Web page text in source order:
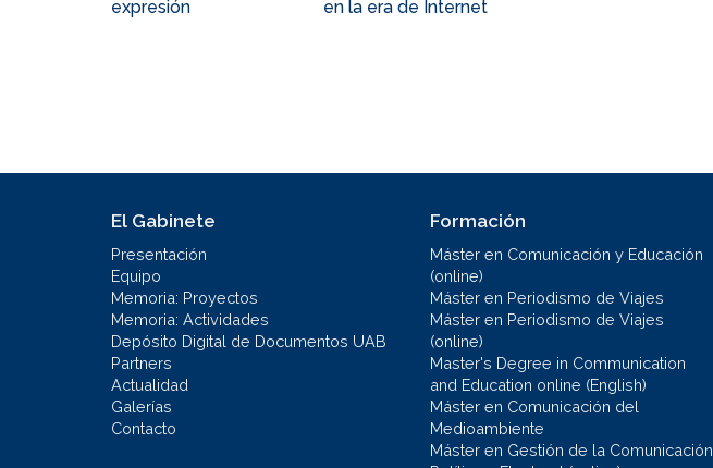
expresión
en la era de Internet
El Gabinete
Presentación
Equipo
Memoria: Proyectos
Memoria: Actividades
Depósito Digital de Documentos UAB
Partners
Actualidad
Galerías
Contacto
Formación
Máster en Comunicación y Educación
(online)
Máster en Periodismo de Viajes
Máster en Periodismo de Viajes
(online)
Master's Degree in Communication
and Education online (English)
Máster en Comunicación del
Medioambiente
Máster en Gestión de la Comunicación